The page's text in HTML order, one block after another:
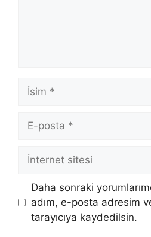
İsim
posta
İnternet
Daha sonraki
adım, e-posta adresim
tarayıcıya kaydedilsin.